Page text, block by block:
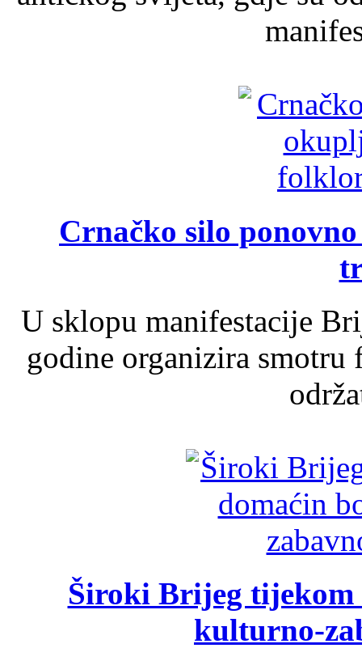
Crnačko silo
U sklopu manifestacije
godine organizira
Široki Brijeg tijekom
kulturno-